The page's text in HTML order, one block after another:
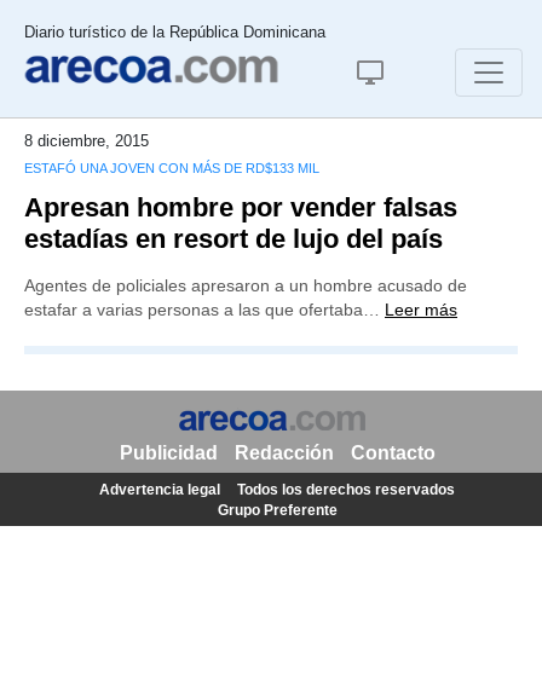
Diario turístico de la República Dominicana
8 diciembre, 2015
ESTAFÓ UNA JOVEN CON MÁS DE RD$133 MIL
Apresan hombre por vender falsas
estadías en resort de lujo del país
Agentes de policiales apresaron a un hombre acusado de
estafar a varias personas a las que ofertaba… Leer más
Publicidad Redacción Contacto
Advertencia legal
Todos los derechos reservados
Grupo Preferente